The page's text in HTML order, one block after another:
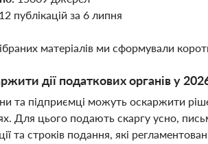
12 публікацій за 6 липня
матеріалів ми сформували
дії податкових органів у
та підприємці можуть оскаржити
Для цього подають скаргу усно,
та строків подання, які